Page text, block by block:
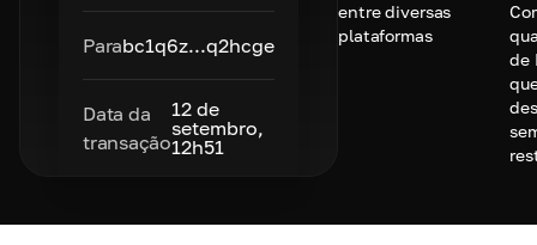
Parabc1q6z...q2hcge
Data da
transação
12 de
setembro,
12h51
entre diversas
plataformas
de